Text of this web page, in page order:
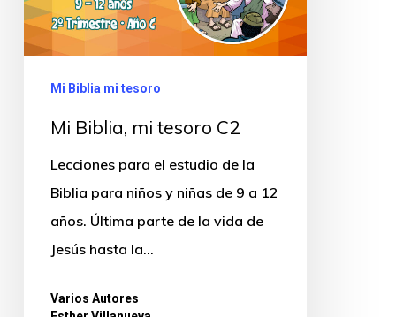
Mi Biblia mi tesoro
Mi Biblia, mi tesoro C2
Lecciones para el estudio de la
Biblia para niños y niñas de 9 a 12
años. Última parte de la vida de
Jesús hasta la…
Varios Autores
,